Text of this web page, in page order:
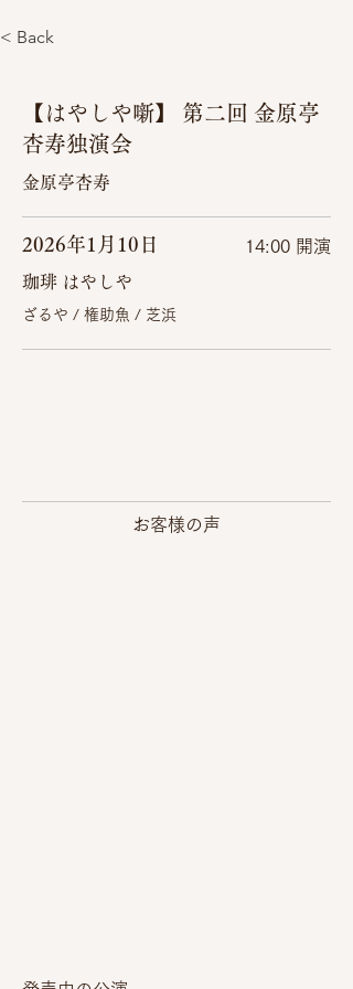
< Back
【はやしや噺】 第二回 金原亭
杏寿独演会
金原亭杏寿
2026年1月10日
14:00 開演
珈琲 はやしや
ざるや / 権助魚 / 芝浜
お客様の声